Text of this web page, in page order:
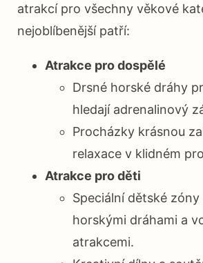
atrakcí pro všechny věkové
nejoblíbenější patří:
Atrakce pro dospělé
Drsné horské dráhy
hledají adrenalinový
Procházky krásnou
relaxace v klidném
Atrakce pro děti
Speciální dětské zóny
horskými dráhami a
atrakcemi.